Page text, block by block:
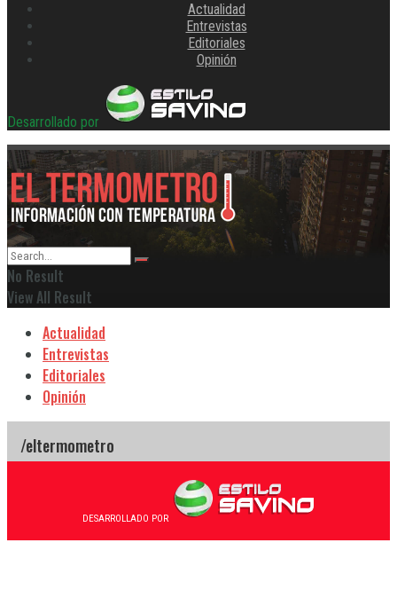
Actualidad
Entrevistas
Editoriales
Opinión
Desarrollado por
No Result
View All Result
Actualidad
Entrevistas
Editoriales
Opinión
DESARROLLADO POR